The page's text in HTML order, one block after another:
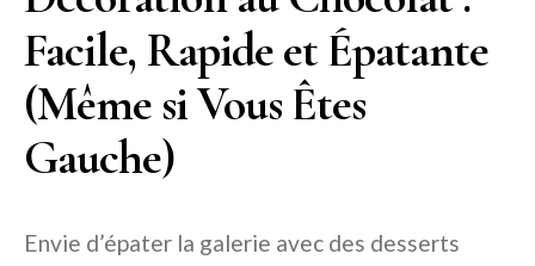
Facile, Rapide et Épatante
(Même si Vous Êtes
Gauche)
Envie d’épater la galerie avec des desserts